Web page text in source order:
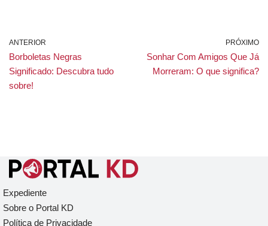
ANTERIOR
Borboletas Negras
Significado: Descubra tudo
sobre!
PRÓXIMO
Sonhar Com Amigos Que Já
Morreram: O que significa?
Expediente
Sobre o Portal KD
Política de Privacidade